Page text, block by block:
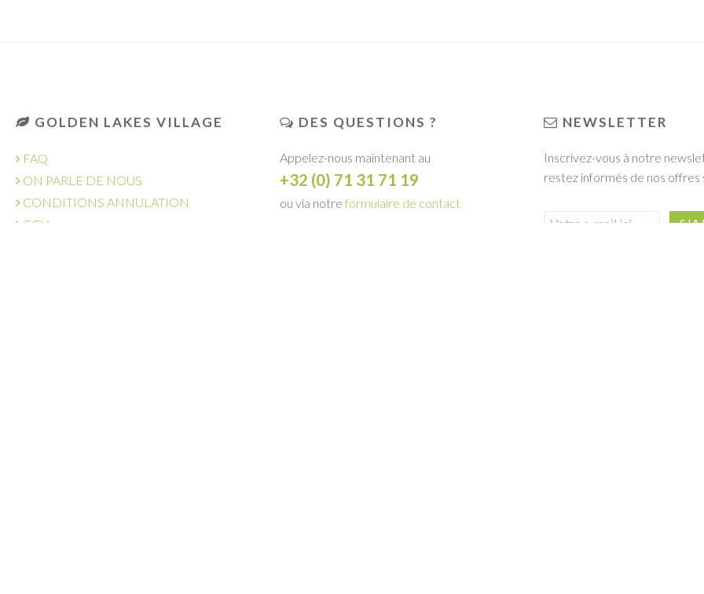
GOLDEN LAKES VILLAGE
FAQ
ON PARLE DE NOUS
CONDITIONS ANNULATION
CGV
DES QUESTIONS ?
Appelez-nous maintenant au
+32 (0) 71 31 71 19
ou via notre formulaire de contact
NEWSLETTER
Inscrivez-vous à notre
restez informés de nos offres